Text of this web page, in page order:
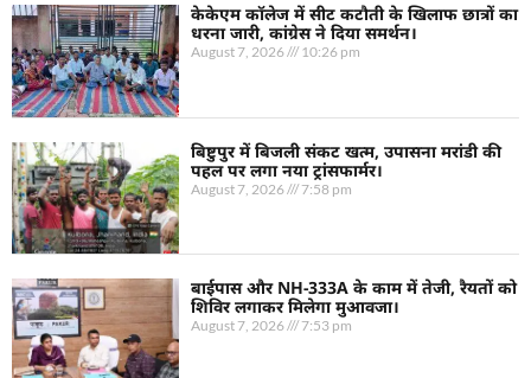
केकेएम कॉलेज में सीट कटौती के खिलाफ छात्रों का
धरना जारी, कांग्रेस ने दिया समर्थन।
August 7, 2026 10:26 pm
बिष्टुपुर में बिजली संकट खत्म, उपासना मरांडी की
पहल पर लगा नया ट्रांसफार्मर।
August 7, 2026 7:58 pm
बाईपास और NH-333A के काम में तेजी, रैयतों को
शिविर लगाकर मिलेगा मुआवजा।
August 7, 2026 7:53 pm